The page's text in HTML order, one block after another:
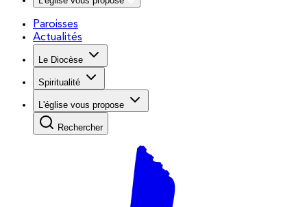
Paroisses
Actualités
Le Diocèse
Spiritualité
L'église vous propose
Rechercher